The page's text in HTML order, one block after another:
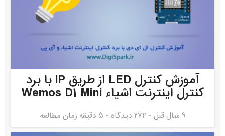
آموزش کنترل LED از طریق IP با برد
کنترل اینترنت اشیاء Wemos D1 Mini
9 سال قبل ۲۷۴ دیدگاه 5 دقیقه زمان مطالعه